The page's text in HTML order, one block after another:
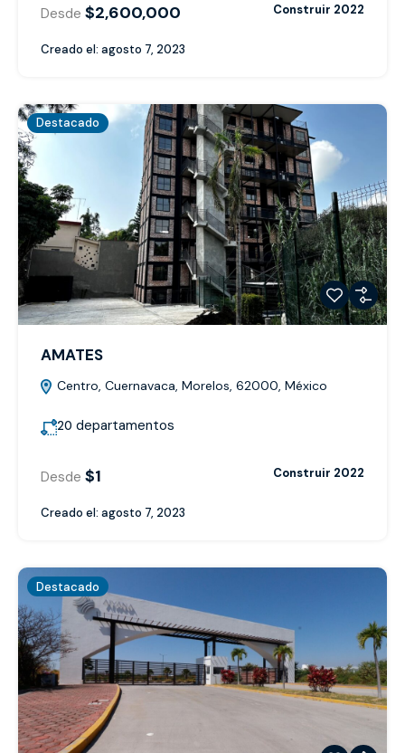
Desde $2,600,000 Construir 2022
Creado el: agosto 7, 2023
Destacado
AMATES
Centro, Cuernavaca, Morelos, 62000, México
20 departamentos
Desde $1 Construir 2022
Creado el: agosto 7, 2023
Destacado